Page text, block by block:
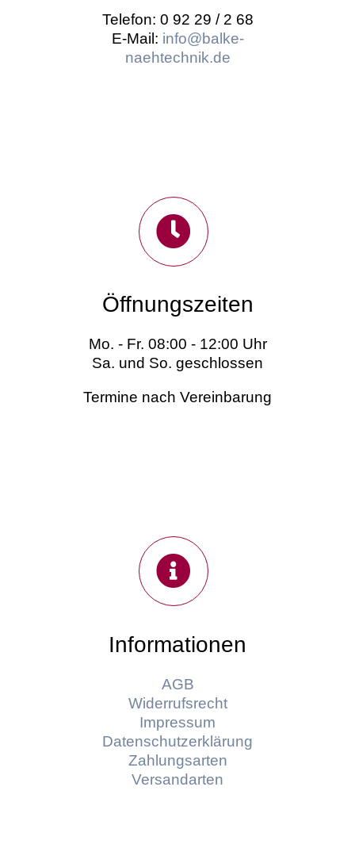
Telefon: 0 92 29 / 2 68
E-Mail: info@balke-
naehtechnik.de
Öffnungszeiten
Mo. - Fr. 08:00 - 12:00 Uhr
Sa. und So. geschlossen
Termine nach Vereinbarung
Informationen
AGB
Widerrufsrecht
Impressum
Datenschutzerklärung
Zahlungsarten
Versandarten